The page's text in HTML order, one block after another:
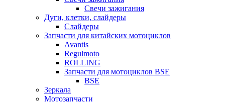
Свечи зажигания
Дуги, клетки, слайдеры
Слайдеры
Запчасти для китайских мотоциклов
Avantis
Regulmoto
ROLLING
Запчасти для мотоциклов BSE
BSE
Зеркала
Мотозапчасти